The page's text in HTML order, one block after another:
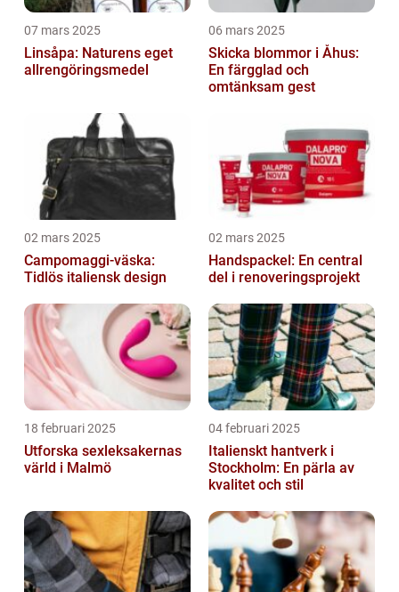
07 mars 2025
Linsåpa: Naturens eget
allrengöringsmedel
06 mars 2025
Skicka blommor i Åhus:
En färgglad och
omtänksam gest
02 mars 2025
Campomaggi-väska:
Tidlös italiensk design
02 mars 2025
Handspackel: En central
del i renoveringsprojekt
18 februari 2025
Utforska sexleksakernas
värld i Malmö
04 februari 2025
Italienskt hantverk i
Stockholm: En pärla av
kvalitet och stil